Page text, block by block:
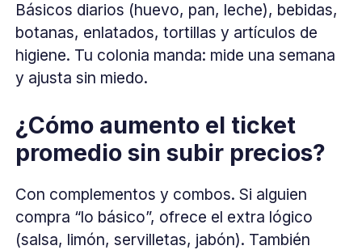
Básicos diarios (huevo, pan, leche), bebidas,
botanas, enlatados, tortillas y artículos de
higiene. Tu colonia manda: mide una semana
y ajusta sin miedo.
¿Cómo aumento el ticket
promedio sin subir precios?
Con complementos y combos. Si alguien
compra “lo básico”, ofrece el extra lógico
(salsa, limón, servilletas, jabón). También